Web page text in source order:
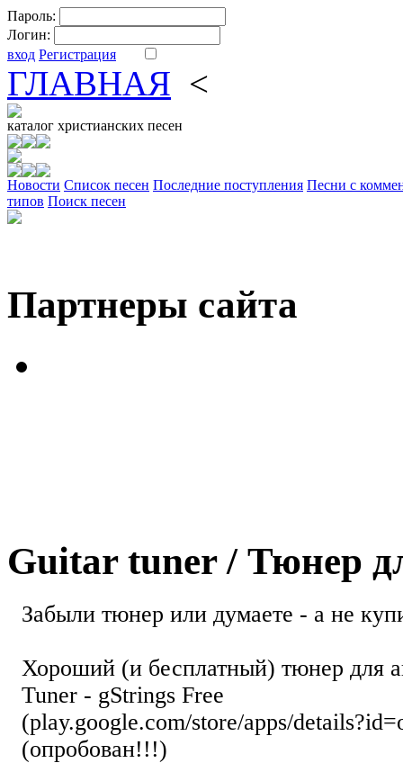
Пароль:
Логин:
вход Регистрация
ГЛАВНАЯ <
каталог христианских песен
Новости Cписок песен Последние поступления Песни с
типов Поиск песен
Партнеры сайта
Guitar tuner / Тюнер
Забыли тюнер или думаете - а не
Хороший (и бесплатный) тюнер для
Tuner - gStrings Free
(play.google.com/store/apps/
(опробован!!!)